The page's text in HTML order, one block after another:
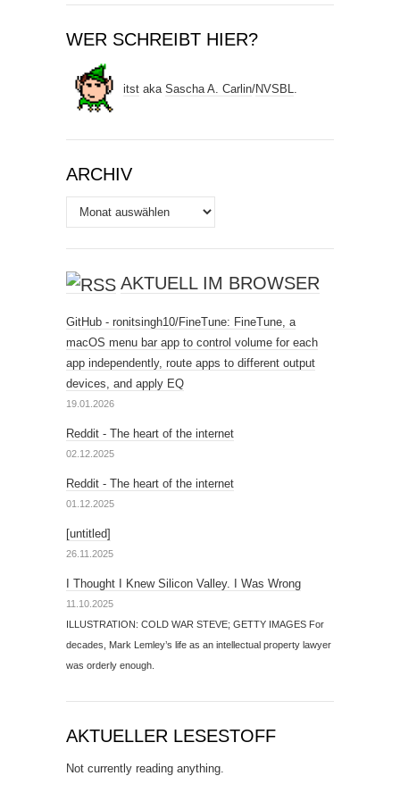
WER SCHREIBT HIER?
itst aka Sascha A. Carlin/NVSBL.
ARCHIV
Archiv
AKTUELL IM BROWSER
GitHub - ronitsingh10/FineTune: FineTune, a
macOS menu bar app to control volume for each
app independently, route apps to different output
devices, and apply EQ
19.01.2026
Reddit - The heart of the internet
02.12.2025
Reddit - The heart of the internet
01.12.2025
[untitled]
26.11.2025
I Thought I Knew Silicon Valley. I Was Wrong
11.10.2025
ILLUSTRATION: COLD WAR STEVE; GETTY IMAGES For
decades, Mark Lemley’s life as an intellectual property lawyer
was orderly enough.
AKTUELLER LESESTOFF
Not currently reading anything.